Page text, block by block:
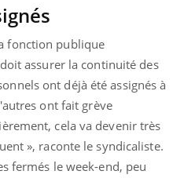
fonction publique
assurer la continuité des
ont déjà été assignés à
ont fait grève
cela va devenir très
», raconte le syndicaliste.
fermés le week-end, peu